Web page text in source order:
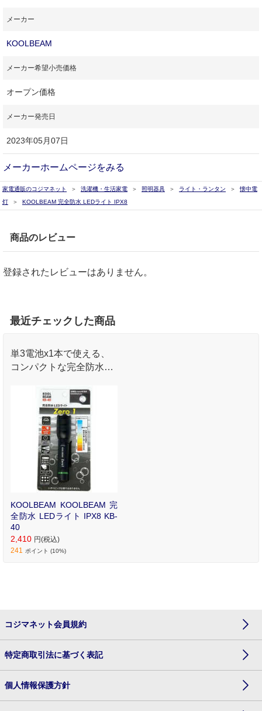
メーカー
KOOLBEAM
メーカー希望小売価格
オープン価格
メーカー発売日
2023年05月07日
メーカーホームページをみる
家電通販のコジマネット 洗濯機・生活家電 照明器具 ライト・ランタン
懐中電
灯
KOOLBEAM 完全防水 LEDライト IPX8
商品のレビュー
登録されたレビューはありません。
最近チェックした商品
単3電池x1本で使える、
コンパクトな完全防水ラ
ーの安心品質！
KOOLBEAM KOOLBEAM 完
全防水 LEDライト IPX8 KB-
40
2,410 円(税込)
241
ポイント (10%)
コジマネット会員規約
特定商取引法に基づく表記
個人情報保護方針